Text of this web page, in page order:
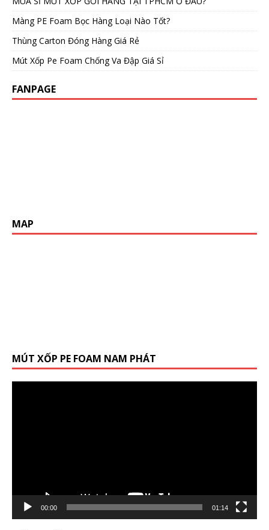
Màng PE Foam Bọc Hàng Loại Nào Tốt?
Thùng Carton Đóng Hàng Giá Rẻ
Mút Xốp Pe Foam Chống Va Đập Giá Sỉ
FANPAGE
MAP
MÚT XỐP PE FOAM NAM PHÁT
00:00 01:14